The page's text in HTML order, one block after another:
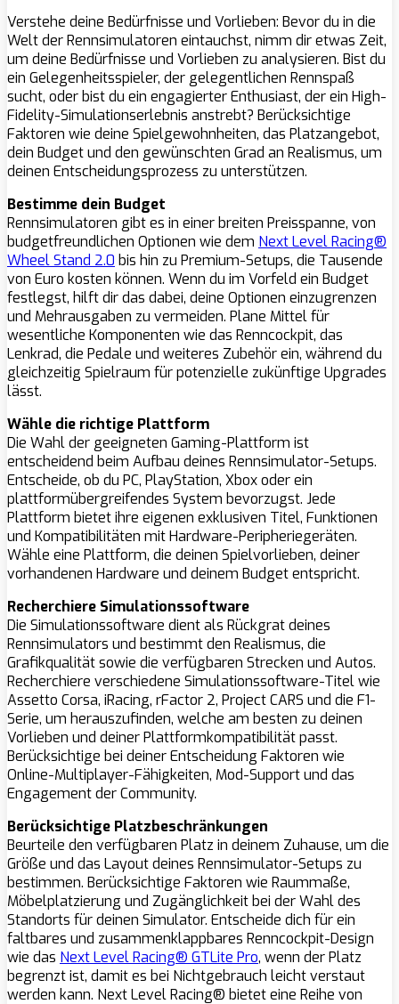
Verstehe deine Bedürfnisse und Vorlieben: Bevor du in die
Welt der Rennsimulatoren eintauchst, nimm dir etwas Zeit,
um deine Bedürfnisse und Vorlieben zu analysieren. Bist du
ein Gelegenheitsspieler, der gelegentlichen Rennspaß
sucht, oder bist du ein engagierter Enthusiast, der ein High-
Fidelity-Simulationserlebnis anstrebt? Berücksichtige
Faktoren wie deine Spielgewohnheiten, das Platzangebot,
dein Budget und den gewünschten Grad an Realismus, um
deinen Entscheidungsprozess zu unterstützen.
Bestimme dein Budget
Rennsimulatoren gibt es in einer breiten Preisspanne, von
budgetfreundlichen Optionen wie dem Next Level Racing®
Wheel Stand 2.0 bis hin zu Premium-Setups, die Tausende
von Euro kosten können. Wenn du im Vorfeld ein Budget
festlegst, hilft dir das dabei, deine Optionen einzugrenzen
und Mehrausgaben zu vermeiden. Plane Mittel für
wesentliche Komponenten wie das Renncockpit, das
Lenkrad, die Pedale und weiteres Zubehör ein, während du
gleichzeitig Spielraum für potenzielle zukünftige Upgrades
lässt.
Wähle die richtige Plattform
Die Wahl der geeigneten Gaming-Plattform ist
entscheidend beim Aufbau deines Rennsimulator-Setups.
Entscheide, ob du PC, PlayStation, Xbox oder ein
plattformübergreifendes System bevorzugst. Jede
Plattform bietet ihre eigenen exklusiven Titel, Funktionen
und Kompatibilitäten mit Hardware-Peripheriegeräten.
Wähle eine Plattform, die deinen Spielvorlieben, deiner
vorhandenen Hardware und deinem Budget entspricht.
Recherchiere Simulationssoftware
Die Simulationssoftware dient als Rückgrat deines
Rennsimulators und bestimmt den Realismus, die
Grafikqualität sowie die verfügbaren Strecken und Autos.
Recherchiere verschiedene Simulationssoftware-Titel wie
Assetto Corsa, iRacing, rFactor 2, Project CARS und die F1-
Serie, um herauszufinden, welche am besten zu deinen
Vorlieben und deiner Plattformkompatibilität passt.
Berücksichtige bei deiner Entscheidung Faktoren wie
Online-Multiplayer-Fähigkeiten, Mod-Support und das
Engagement der Community.
Berücksichtige Platzbeschränkungen
Beurteile den verfügbaren Platz in deinem Zuhause, um die
Größe und das Layout deines Rennsimulator-Setups zu
bestimmen. Berücksichtige Faktoren wie Raummaße,
Möbelplatzierung und Zugänglichkeit bei der Wahl des
Standorts für deinen Simulator. Entscheide dich für ein
faltbares und zusammenklappbares Renncockpit-Design
wie das Next Level Racing® GTLite Pro, wenn der Platz
begrenzt ist, damit es bei Nichtgebrauch leicht verstaut
werden kann. Next Level Racing® bietet eine Reihe von